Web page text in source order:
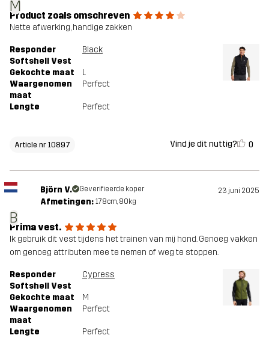
M
Product zoals omschreven
Nette afwerking, handige zakken
Responder
Softshell Vest
Black
Gekochte maat
L
Waargenomen
maat
Perfect
Lengte Perfect
Article nr 10897 Vind je dit nuttig? 0
B
Björn V. Geverifieerde koper 23 juni 2025
Afmetingen: 178cm, 80kg
Prima vest.
Ik gebruik dit vest tijdens het trainen van mij hond. Genoeg vakken
om genoeg attributen mee te nemen of weg te stoppen.
Responder
Softshell Vest
Cypress
Gekochte maat
M
Waargenomen
maat
Perfect
Lengte Perfect